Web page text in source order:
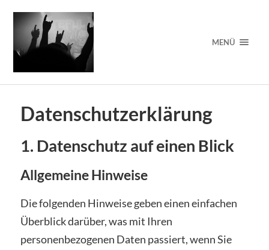
MENÜ
Datenschutzerklärung
1. Datenschutz auf einen Blick
Allgemeine Hinweise
Die folgenden Hinweise geben einen einfachen
Überblick darüber, was mit Ihren
personenbezogenen Daten passiert, wenn Sie